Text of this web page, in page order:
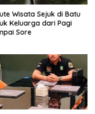
Wisata Sejuk di Batu
Keluarga dari Pagi
Sore